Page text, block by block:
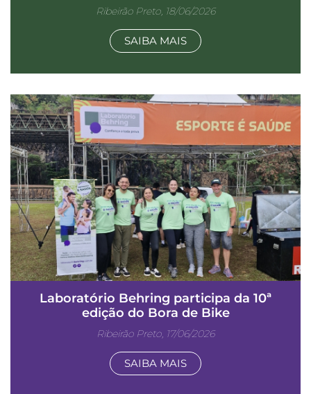
Ribeirão Preto, 18/06/2026
SAIBA MAIS
Laboratório Behring participa da 10ª
edição do Bora de Bike
Ribeirão Preto, 17/06/2026
SAIBA MAIS